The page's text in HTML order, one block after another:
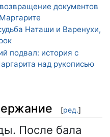
документов
Наташи и Варенухи,
подвал: история с
над рукописью
[ред.]
После бала